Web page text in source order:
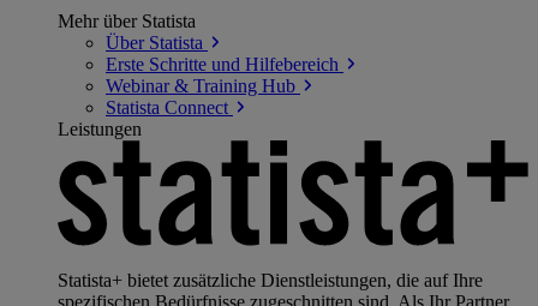
Mehr über Statista
Über Statista
Erste Schritte und Hilfebereich
Webinar & Training Hub
Statista Connect
Leistungen
Statista+ bietet zusätzliche Dienstleistungen, die auf Ihre
spezifischen Bedürfnisse zugeschnitten sind. Als Ihr Partner